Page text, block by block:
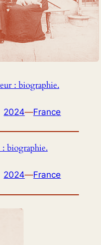
: biographie.
2024—France
biographie.
2024—France